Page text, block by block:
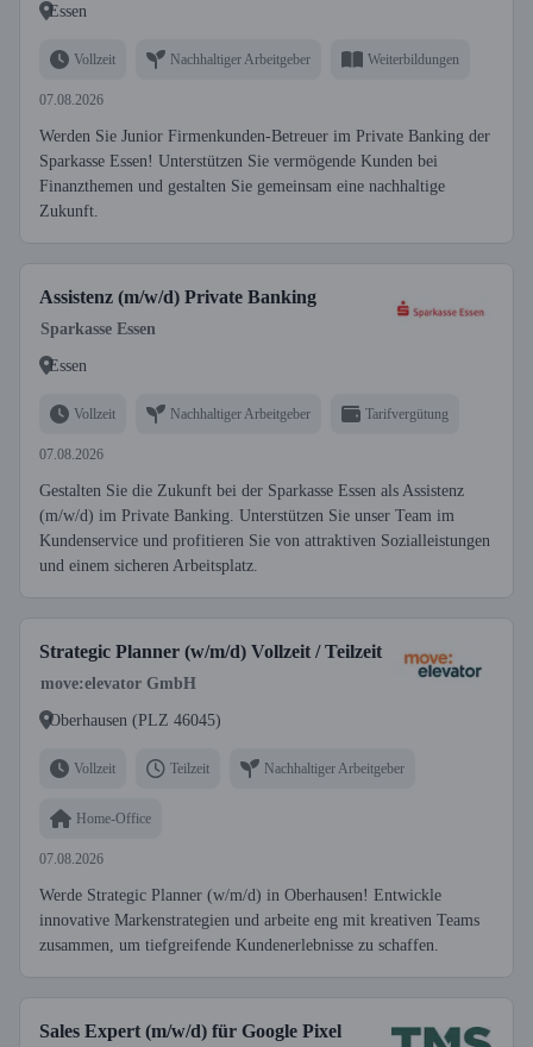
Essen
Vollzeit Nachhaltiger Arbeitgeber Weiterbildungen
07.08.2026
Werden Sie Junior Firmenkunden-Betreuer im Private Banking der
Sparkasse Essen! Unterstützen Sie vermögende Kunden bei
Finanzthemen und gestalten Sie gemeinsam eine nachhaltige
Zukunft.
Assistenz (m/w/d) Private Banking
Sparkasse Essen
Essen
Vollzeit Nachhaltiger Arbeitgeber Tarifvergütung
07.08.2026
Gestalten Sie die Zukunft bei der Sparkasse Essen als Assistenz
(m/w/d) im Private Banking. Unterstützen Sie unser Team im
Kundenservice und profitieren Sie von attraktiven Sozialleistungen
und einem sicheren Arbeitsplatz.
Strategic Planner (w/m/d) Vollzeit / Teilzeit
move:elevator GmbH
Oberhausen (PLZ 46045)
Vollzeit Teilzeit Nachhaltiger Arbeitgeber
Home-Office
07.08.2026
Werde Strategic Planner (w/m/d) in Oberhausen! Entwickle
innovative Markenstrategien und arbeite eng mit kreativen Teams
zusammen, um tiefgreifende Kundenerlebnisse zu schaffen.
Sales Expert (m/w/d) für Google Pixel